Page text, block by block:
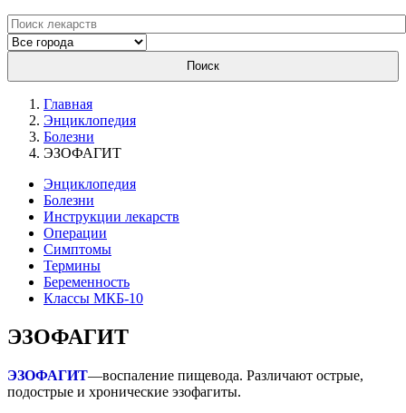
Поиск
Главная
Энциклопедия
Болезни
ЭЗОФАГИТ
Энциклопедия
Болезни
Инструкции лекарств
Операции
Симптомы
Термины
Беременность
Классы МКБ-10
ЭЗОФАГИТ
ЭЗОФАГИТ—воспаление пищевода. Различают острые,
подострые и хронические эзофагиты.